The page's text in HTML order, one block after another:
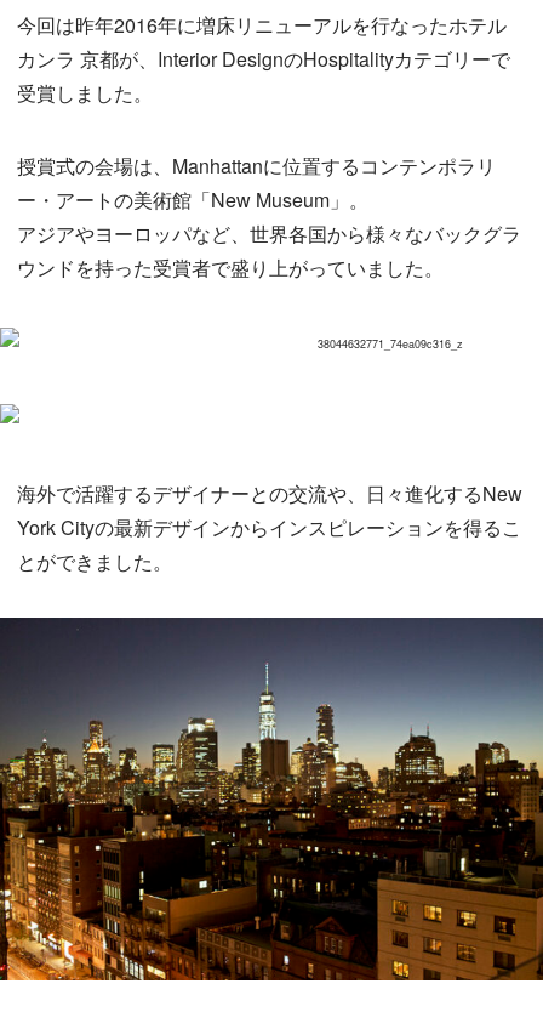
今回は昨年2016年に増床リニューアルを行なったホテル
カンラ 京都が、Interior DesignのHospitalityカテゴリーで
受賞しました。
授賞式の会場は、Manhattanに位置するコンテンポラリ
ー・アートの美術館「New Museum」。
アジアやヨーロッパなど、世界各国から様々なバックグラ
ウンドを持った受賞者で盛り上がっていました。
海外で活躍するデザイナーとの交流や、日々進化するNew
York Cityの最新デザインからインスピレーションを得るこ
とができました。